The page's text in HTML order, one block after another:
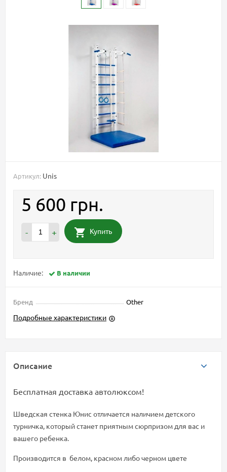
Артикул: Unis
5 600 грн.
- + Купить
Наличие: В наличии
Бренд Other
Подробные характеристики
Описание
Бесплатная доставка автолюксом!
Шведская стенка Юнис отличается наличием детского
турничка, который станет приятным сюрпризом для вас и
вашего ребенка.
Производится в белом, красном либо черном цвете